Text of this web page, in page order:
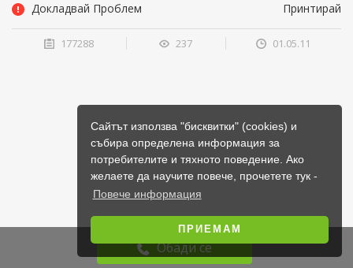
Сайтът използва "бисквитки" (cookies) и
събира определена информация за
потребителите и тяхното поведение. Ако
желаете да научите повече, прочетете тук -
Повече информация
ПРИЕМАМ
Обади се
Докладвай Проблем Принтирай
177288 237 01.05.11